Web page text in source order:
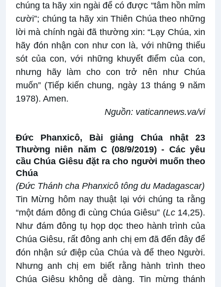
chúng ta hãy xin ngài để có được “tâm hồn mỉm
cười”; chúng ta hãy xin Thiên Chúa theo những
lời mà chính ngài đã thường xin: “Lạy Chúa, xin
hãy đón nhận con như con là, với những thiếu
sót của con, với những khuyết điểm của con,
nhưng hãy làm cho con trở nên như Chúa
muốn” (Tiếp kiến chung, ngày 13 tháng 9 năm
1978). Amen.
Nguồn: vaticannews.va/vi
Đức Phanxicô, Bài giảng Chúa nhật 23
Thường niên năm C (08/9/2019) - Các yêu
cầu Chúa Giêsu đặt ra cho người muốn theo
Chúa
(Đức Thánh cha Phanxicô tông du Madagascar)
Tin Mừng hôm nay thuật lại với chúng ta rằng
“một đám đông đi cùng Chúa Giêsu” (Lc14,25).
Như đám đông tụ họp dọc theo hành trình của
Chúa Giêsu, rất đông anh chị em đã đến đây để
đón nhận sứ điệp của Chúa và để theo Người.
Nhưng anh chị em biết rằng hành trình theo
Chúa Giêsu không dễ dàng. Tin mừng thánh